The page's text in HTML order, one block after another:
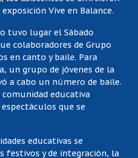
Vive en Balance.
tuvo lugar el Sábado
colaboradores de Grupo
en canto y baile. Para
un grupo de jóvenes de la
a cabo un número de baile.
educativa
que se
educativas se
festivos y de integración, la